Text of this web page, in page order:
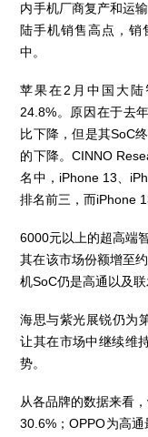
内手机厂商复产和运
陆手机销售高点，销
中。
苹果在2月中国大
24.8%。原因在于去
比下降，但是其SoC
的下降。CINNO
名中，iPhone 13、
排名前三，而iPhone
6000元以上的超高端
其在该市场份额增至
机SoC仍是高通以及
海思与紫光展锐仍为
让其在市场中继续维
势。
从各品牌的数据来看
30.6%；OPPO为高